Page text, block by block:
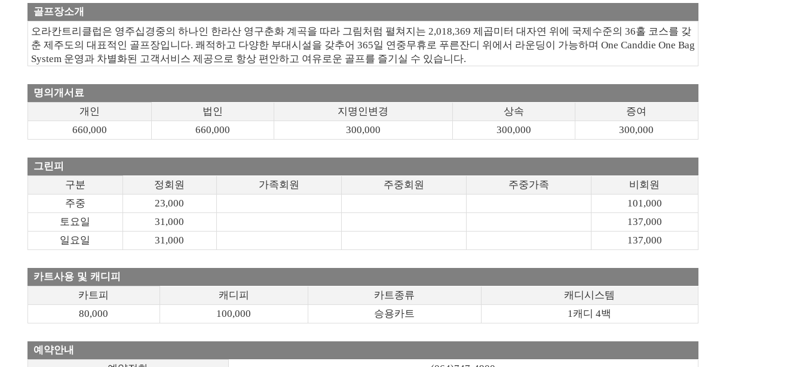
골프장소개
오라칸트리클럽은 영주십경중의 하나인 한라산 영구춘화 계곡을 따라 그림처럼 펼쳐지는 2,018,369 제곱미터 대자연 위에 국제수준의 36홀 코스를 갖
춘 제주도의 대표적인 골프장입니다. 쾌적하고 다양한 부대시설을 갖추어 365일 연중무휴로 푸른잔디 위에서 라운딩이 가능하며 One Canddie One Bag
System 운영과 차별화된 고객서비스 제공으로 항상 편안하고 여유로운 골프를 즐기실 수 있습니다.
명의개서료
개인
법인 지명인변경 상속
증여
660,000
660,000 300,000 300,000 300,000
그린피
구분
정회원 가족회원 주중회원 주중가족
비회원
주중
23,000
101,000
토요일
31,000
137,000
일요일
31,000 137,000
카트사용 및 캐디피
카트피
캐디피 카트종류
캐디시스템
80,000
100,000 승용카트 1캐디 4백
예약안내